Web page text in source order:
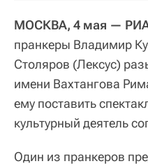
МОСКВА, 4 мая —
пранкеры Владимир
Столяров (Лексус)
имени Вахтангова
ему поставить
культурный деятель
Один из пранкеров